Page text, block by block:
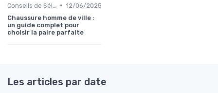
• 12/06/2025
Chaussure homme de ville :
un guide complet pour
choisir la paire parfaite
Les articles par date